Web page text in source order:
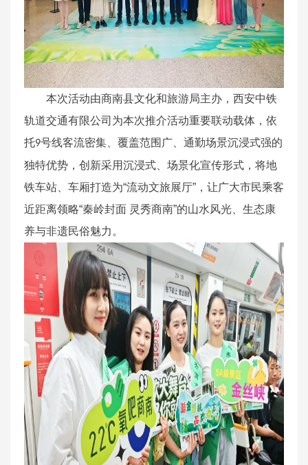
本次活动由商南县文化和旅游局主办，西安中铁
轨道交通有限公司为本次推介活动重要联动载体，依
托9号线客流密集、覆盖范围广、通勤场景沉浸式强的
独特优势，创新采用沉浸式、场景化宣传形式，将地
铁车站、车厢打造为“流动文旅展厅”，让广大市民乘客
近距离领略“秦岭封面 灵秀商南”的山水风光、生态康
养与非遗民俗魅力。